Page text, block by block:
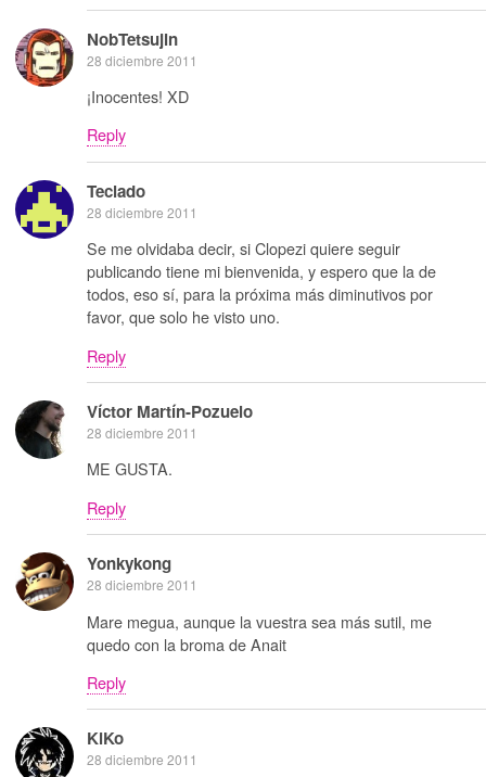
NobTetsujin
28 diciembre 2011
¡Inocentes! XD
Reply
Teclado
28 diciembre 2011
Se me olvidaba decir, si Clopezi quiere seguir
publicando tiene mi bienvenida, y espero que la de
todos, eso sí, para la próxima más diminutivos por
favor, que solo he visto uno.
Reply
Víctor Martín-Pozuelo
28 diciembre 2011
ME GUSTA.
Reply
Yonkykong
28 diciembre 2011
Mare megua, aunque la vuestra sea más sutil, me
quedo con la broma de Anait
Reply
KiKo
28 diciembre 2011